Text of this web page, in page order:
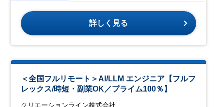
詳しく見る
＜全国フルリモート＞AI/LLM エンジニア【フルフ
レックス/時短・副業OK／プライム100％】
クリエーションライン株式会社